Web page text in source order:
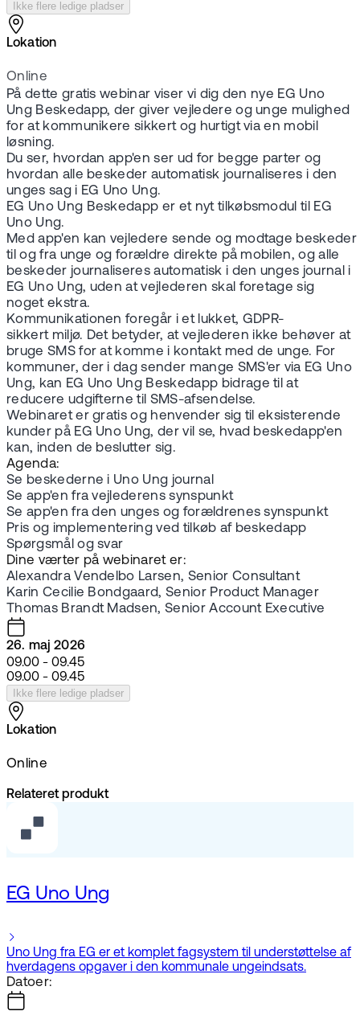
Ikke flere ledige pladser
Lokation
Online
På dette gratis webinar viser vi dig den nye EG Uno
Ung Beskedapp, der giver vejledere og unge mulighed
for at kommunikere sikkert og hurtigt via en mobil
løsning.
Du ser, hvordan app'en ser ud for begge parter og
hvordan alle beskeder automatisk journaliseres i den
unges sag i EG Uno Ung.
EG Uno Ung Beskedapp er et nyt tilkøbsmodul til EG
Uno Ung.
Med app'en kan vejledere sende og modtage beskeder
til og fra unge og forældre direkte på mobilen, og alle
beskeder journaliseres automatisk i den unges journal i
EG Uno Ung, uden at vejlederen skal foretage sig
noget ekstra.
Kommunikationen foregår i et lukket, GDPR-
sikkert miljø. Det betyder, at vejlederen ikke behøver at
bruge SMS for at komme i kontakt med de unge. For
kommuner, der i dag sender mange SMS'er via EG Uno
Ung, kan EG Uno Ung Beskedapp bidrage til at
reducere udgifterne til SMS-afsendelse.
Webinaret er gratis og henvender sig til eksisterende
kunder på EG Uno Ung, der vil se, hvad beskedapp'en
kan, inden de beslutter sig.
Agenda:
Se beskederne i Uno Ung journal
Se app'en fra vejlederens synspunkt
Se app'en fra den unges og forældrenes synspunkt
Pris og implementering ved tilkøb af beskedapp
Spørgsmål og svar
Dine værter på webinaret er:
Alexandra Vendelbo Larsen, Senior Consultant
Karin Cecilie Bondgaard, Senior Product Manager
Thomas Brandt Madsen, Senior Account Executive
26. maj 2026
09.00 - 09.45
09.00 - 09.45
Ikke flere ledige pladser
Lokation
Online
Relateret produkt
EG Uno Ung
Uno Ung fra EG er et komplet fagsystem til understøttelse af
hverdagens opgaver i den kommunale ungeindsats.
Datoer: